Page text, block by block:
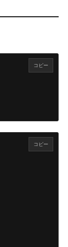
コピー
コピー